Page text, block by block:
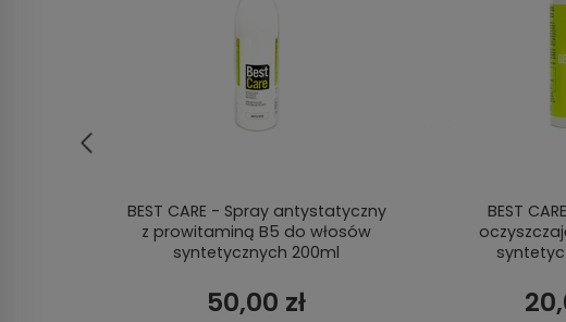
BEST CARE - Spray antystatyczny
z prowitaminą B5 do włosów
syntetycznych 200ml
50,00 zł
BEST